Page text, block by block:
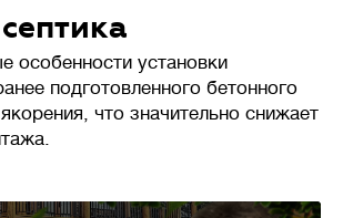
особенности установки
подготовленного бетонного
что значительно снижает